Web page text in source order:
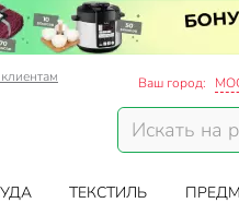
Ваш город:
ТЕКСТИЛЬ